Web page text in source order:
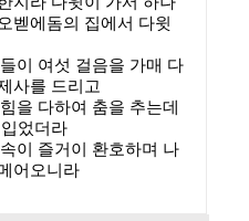
벧에돔의 집에서 다윗
이 여섯 걸음을 가매 다
사를 드리고
을 다하여 춤을 추는데
었더라
이 즐거이 환호하며 나
어오니라